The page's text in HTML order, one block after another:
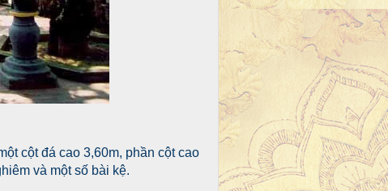
cột đá cao 3,60m, phần cột cao
và một số bài kệ.